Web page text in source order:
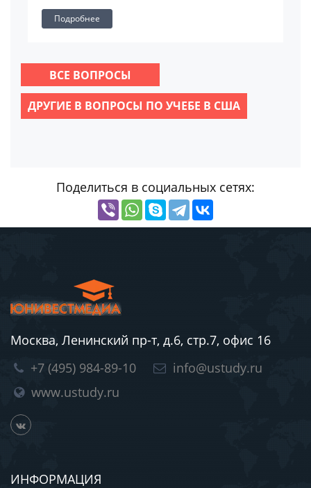
Подробнее
ВСЕ ВОПРОСЫ
ДРУГИЕ В ВОПРОСЫ ПО УЧЕБЕ В США
Поделиться в социальных сетях:
Москва, Ленинский пр-т, д.6, стр.7, офис 16
+7 (495) 984-89-10
info@ustudy.ru
www.ustudy.ru
ИНФОРМАЦИЯ